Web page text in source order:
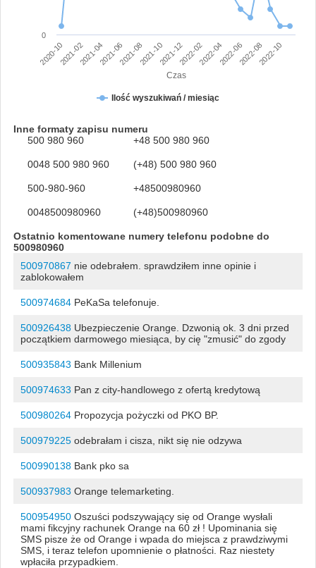
Czas
Ilość wyszukiwań / miesiąc
2020-102021-022021-042021-062021-082021-102021-122022-022022-042022-062022-082022-10
0
Inne formaty zapisu numeru
500 980 960
+48 500 980 960
0048 500 980 960 (+48) 500 980 960
500-980-960 +48500980960
0048500980960 (+48)500980960
Ostatnio komentowane numery telefonu podobne do
500980960
500970867 nie odebrałem. sprawdziłem inne opinie i
zablokowałem
500974684PeKaSa telefonuje.
500926438Ubezpieczenie Orange. Dzwonią ok. 3 dni przed
początkiem darmowego miesiąca, by cię "zmusić" do zgody
500935843 Bank Millenium
500974633 Pan z city-handlowego z ofertą kredytową
500980264Propozycja pożyczki od PKO BP.
500979225odebrałam i cisza, nikt się nie odzywa
500990138Bank pko sa
500937983 Orange telemarketing.
500954950Oszuści podszywający się od Orange wysłali
mami fikcyjny rachunek Orange na 60 zł ! Upominania się
SMS pisze że od Orange i wpada do miejsca z prawdziwymi
SMS, i teraz telefon upomnienie o płatności. Raz niestety
wpłaciła przypadkiem.